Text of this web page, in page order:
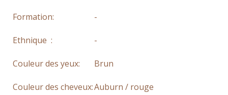
Formation: -
Ethnique : -
Couleur des yeux: Brun
Couleur des cheveux:Auburn / rouge